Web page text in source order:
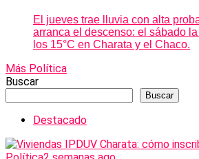
El jueves trae lluvia con alta
arranca el descenso: el sábado
los 15°C en Charata y el Chaco.
Más Política
Buscar
Buscar
Destacado